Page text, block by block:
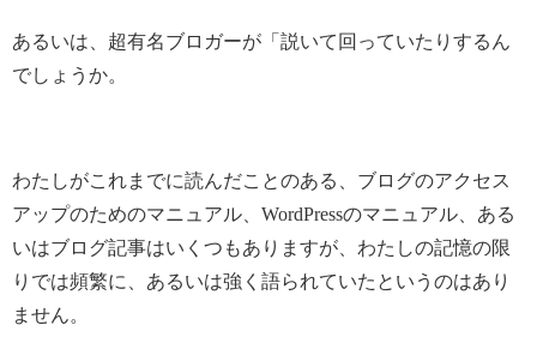
あるいは、超有名ブロガーが「説いて回っていたりするん
でしょうか。
わたしがこれまでに読んだことのある、ブログのアクセス
アップのためのマニュアル、WordPressのマニュアル、ある
いはブログ記事はいくつもありますが、わたしの記憶の限
りでは頻繁に、あるいは強く語られていたというのはあり
ません。